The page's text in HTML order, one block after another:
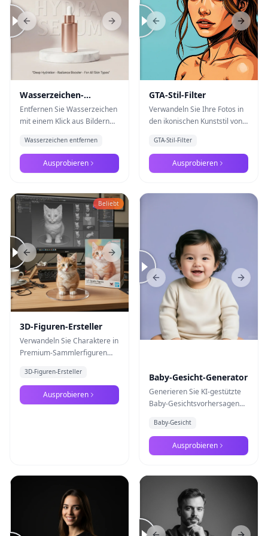
Previous slide Next slide
Wasserzeichen-
Entferner
Entfernen Sie Wasserzeichen
mit einem Klick aus Bildern
Wasserzeichen entfernen
Ausprobieren
Previous slide Next
GTA-Stil-Filter
Verwandeln Sie Ihre Fotos in
den ikonischen Kunststil von
GTA-Stil-Filter
Ausprobieren
Beliebt
Previous slide Next slide
3D-Figuren-Ersteller
Verwandeln Sie Charaktere in
Premium-Sammlerfiguren
Stil von Nano Banana Pro
3D-Figuren-Ersteller
Ausprobieren
Previous slide Next
Baby-Gesicht-Generator
Generieren Sie KI-gestützte
Baby-Gesichtsvorhersagen
Elternmerkmale mit der
fortschrittlichen
Stiltransformation von Nano
Baby-Gesicht
Ausprobieren